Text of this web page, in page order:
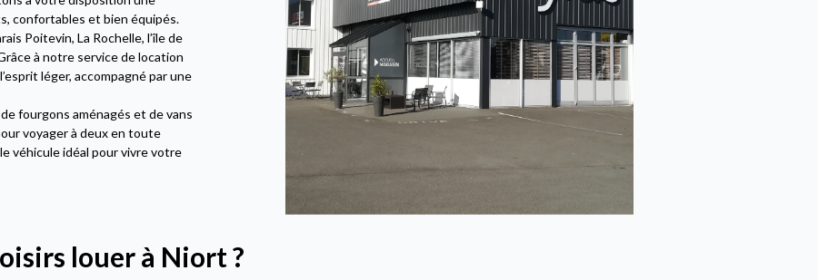
confortables et bien équipés.
Poitevin, La Rochelle, l’île de
à notre service de location
léger, accompagné par une
fourgons aménagés et de vans
voyager à deux en toute
véhicule idéal pour vivre votre
louer à Niort ?